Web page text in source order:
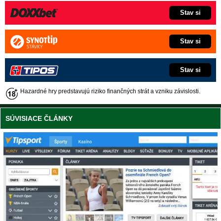
Stav si
Stav si
Stav si
Hazardné hry predstavujú riziko finančných strát a vzniku závislosti.
SÚVISIACE ČLÁNKY